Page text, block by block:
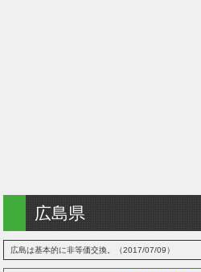
広島県
広島は基本的に非等価交換。（2017/07/09）